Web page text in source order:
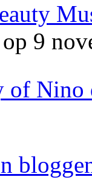
9
of Nino